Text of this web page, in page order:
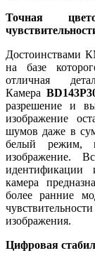
Точная
Достоинствами
на базе
отличная
Камера
разрешение и
изображение
шумов даже в
белый режим,
изображение.
идентификации
камера
более ранние
изображения.
Цифровая